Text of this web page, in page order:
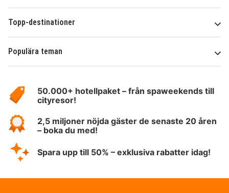
Topp-destinationer
Populära teman
HotelSpecials50.000+ hotellpaket – från spaweekends till
cityresor!
2,5 miljoner nöjda gäster de senaste 20 åren
– boka du med!
Spara upp till 50% – exklusiva rabatter idag!